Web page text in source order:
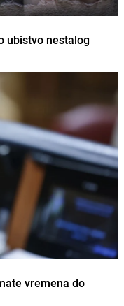
ubistvo nestalog
vremena do